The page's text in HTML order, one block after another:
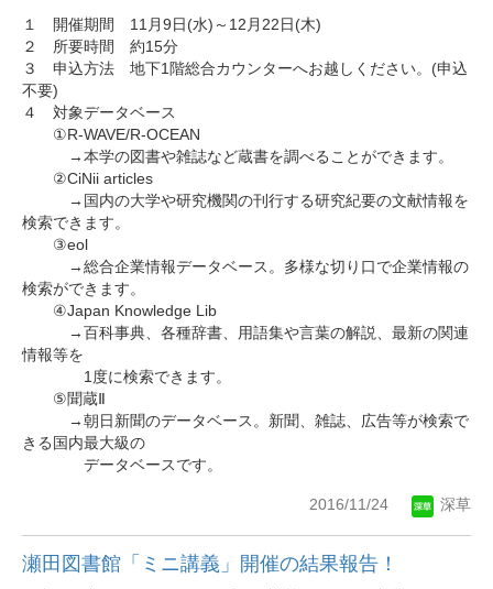
１ 開催期間 11月9日(水)～12月22日(木)
２ 所要時間 約15分
３ 申込方法 地下1階総合カウンターへお越しください。(申込
不要)
４ 対象データベース
①R-WAVE/R-OCEAN
→本学の図書や雑誌など蔵書を調べることができます。
②CiNii articles
→国内の大学や研究機関の刊行する研究紀要の文献情報を
検索できます。
③eol
→総合企業情報データベース。多様な切り口で企業情報の
検索ができます。
④Japan Knowledge Lib
→百科事典、各種辞書、用語集や言葉の解説、最新の関連
情報等を
1度に検索できます。
⑤聞蔵Ⅱ
→朝日新聞のデータベース。新聞、雑誌、広告等が検索で
きる国内最大級の
データベースです。
2016/11/24 深草
瀬田図書館「ミニ講義」開催の結果報告！